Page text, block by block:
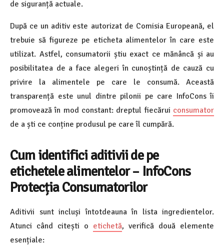
de siguranță actuale.
După ce un aditiv este autorizat de Comisia Europeană, el
trebuie să figureze pe eticheta alimentelor în care este
utilizat. Astfel, consumatorii știu exact ce mănâncă și au
posibilitatea de a face alegeri în cunoștință de cauză cu
privire la alimentele pe care le consumă. Această
transparență este unul dintre pilonii pe care InfoCons îi
promovează în mod constant: dreptul fiecărui consumator
de a ști ce conține produsul pe care îl cumpără.
Cum identifici aditivii de pe
etichetele alimentelor – InfoCons
Protecția Consumatorilor
Aditivii sunt incluși întotdeauna în lista ingredientelor.
Atunci când citești o etichetă, verifică două elemente
esențiale: